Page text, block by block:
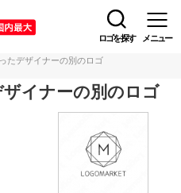
ロゴを探す メニュー
たデザイナーの別のロゴ
イナーの別のロゴ